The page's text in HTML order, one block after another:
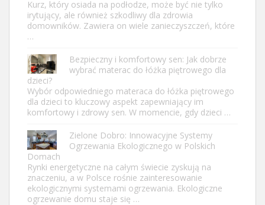
Kurz, który osiada na podłodze, może być nie tylko
irytujący, ale również szkodliwy dla zdrowia
domowników. Zawiera on wiele zanieczyszczeń, które
…
Bezpieczny i komfortowy sen: Jak dobrze
wybrać materac do łóżka piętrowego dla
dzieci?
Wybór odpowiedniego materaca do łóżka piętrowego
dla dzieci to kluczowy aspekt zapewniający im
komfortowy i zdrowy sen. W momencie, gdy dzieci …
Zielone Dobro: Innowacyjne Systemy
Ogrzewania Ekologicznego w Polskich
Domach
Rynki energetyczne na całym świecie zyskują na
znaczeniu, a w Polsce rośnie zainteresowanie
ekologicznymi systemami ogrzewania. Ekologiczne
ogrzewanie domu staje się …